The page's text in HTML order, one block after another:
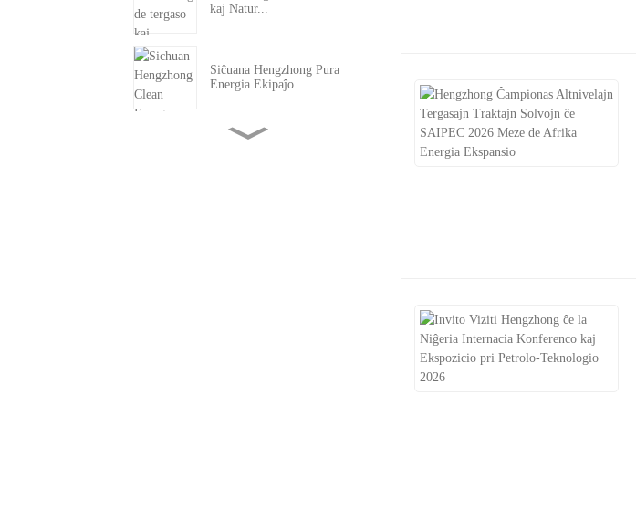
kaj Natur...
Siĉuana Hengzhong Pura
Energia Ekipaĵo...